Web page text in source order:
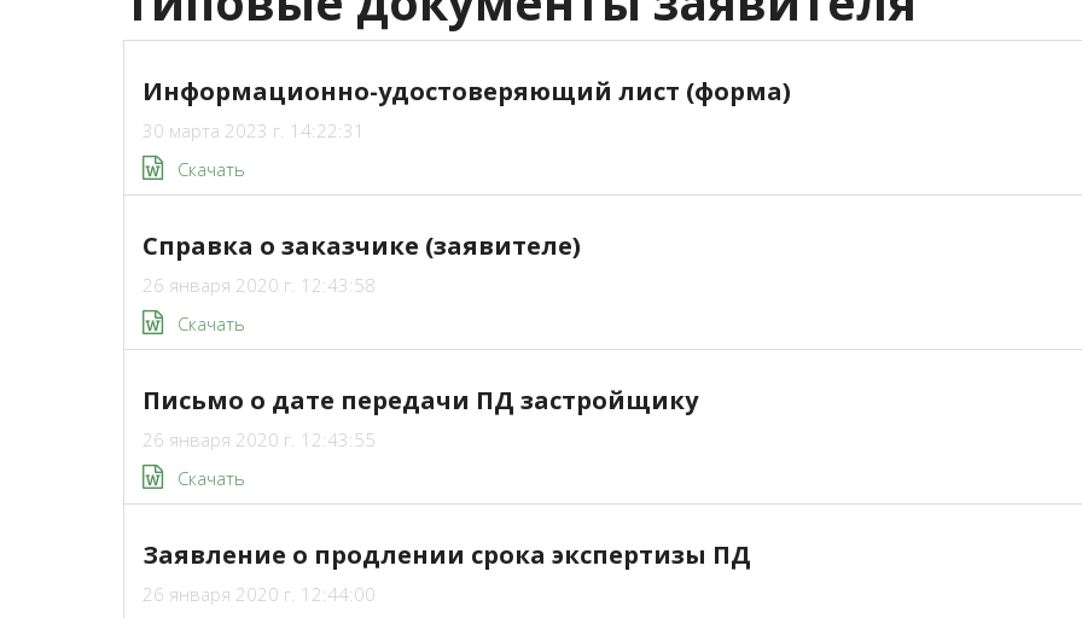
Информационно-удостоверяющий лист (форма)
30 марта 2023 г. 14:22:31
Скачать
Справка о заказчике (заявителе)
26 января 2020 г. 12:43:58
Скачать
Письмо о дате передачи ПД застройщику
26 января 2020 г. 12:43:55
Скачать
Заявление о продлении срока экспертизы ПД
26 января 2020 г. 12:44:00